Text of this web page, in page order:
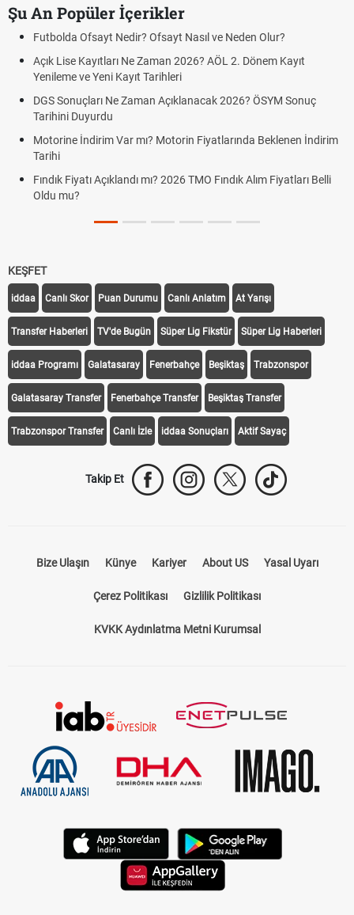
Şu An Popüler İçerikler
Futbolda Ofsayt Nedir? Ofsayt Nasıl ve Neden Olur?
Açık Lise Kayıtları Ne Zaman 2026? AÖL 2. Dönem Kayıt
Yenileme ve Yeni Kayıt Tarihleri
DGS Sonuçları Ne Zaman Açıklanacak 2026? ÖSYM Sonuç
Tarihini Duyurdu
Motorine İndirim Var mı? Motorin Fiyatlarında Beklenen İndirim
Tarihi
Fındık Fiyatı Açıklandı mı? 2026 TMO Fındık Alım Fiyatları Belli
Oldu mu?
KEŞFET
iddaa Canlı Skor Puan Durumu Canlı Anlatım At Yarışı
Transfer Haberleri TV'de Bugün Süper Lig Fikstür Süper Lig Haberleri
iddaa Programı Galatasaray Fenerbahçe Beşiktaş Trabzonspor
Galatasaray Transfer Fenerbahçe Transfer Beşiktaş Transfer
Trabzonspor Transfer Canlı İzle iddaa Sonuçları Aktif Sayaç
Takip Et
Bize Ulaşın Künye Kariyer About US Yasal Uyarı
Çerez Politikası Gizlilik Politikası
KVKK Aydınlatma Metni Kurumsal